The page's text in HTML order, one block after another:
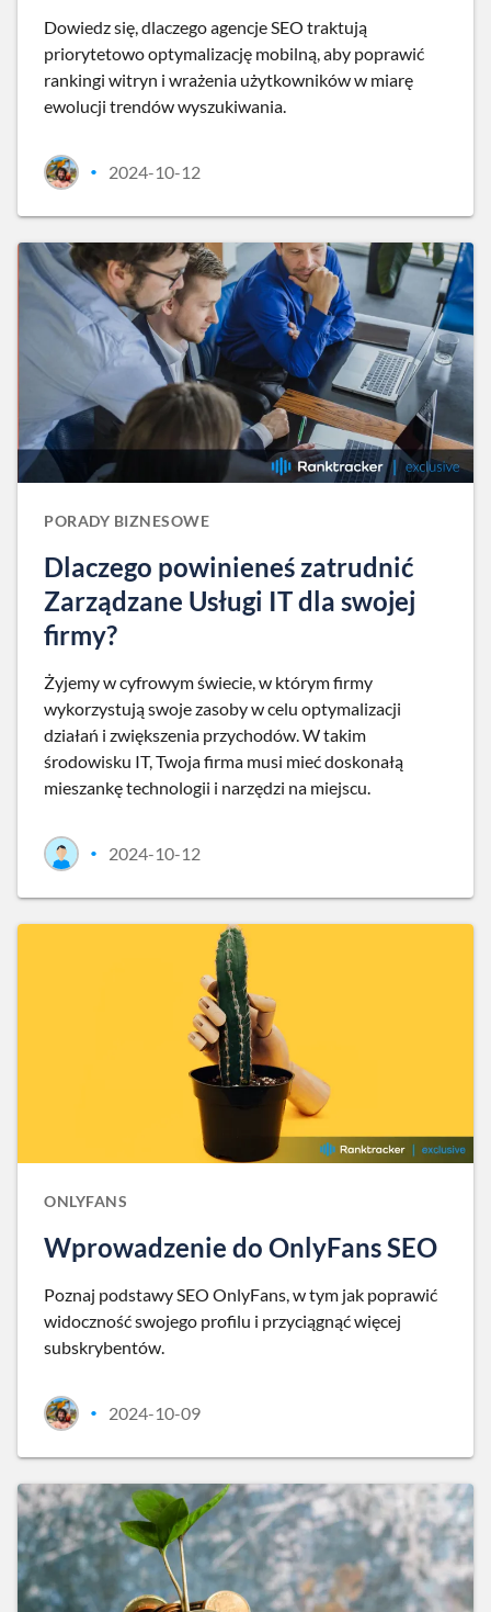
Dowiedz się, dlaczego agencje SEO traktują
priorytetowo optymalizację mobilną, aby poprawić
rankingi witryn i wrażenia użytkowników w miarę
ewolucji trendów wyszukiwania.
• 2024-10-12
PORADY BIZNESOWE
Dlaczego powinieneś zatrudnić
Zarządzane Usługi IT dla swojej
firmy?
Żyjemy w cyfrowym świecie, w którym firmy
wykorzystują swoje zasoby w celu optymalizacji
działań i zwiększenia przychodów. W takim
środowisku IT, Twoja firma musi mieć doskonałą
mieszankę technologii i narzędzi na miejscu.
• 2024-10-12
ONLYFANS
Wprowadzenie do OnlyFans SEO
Poznaj podstawy SEO OnlyFans, w tym jak poprawić
widoczność swojego profilu i przyciągnąć więcej
subskrybentów.
• 2024-10-09